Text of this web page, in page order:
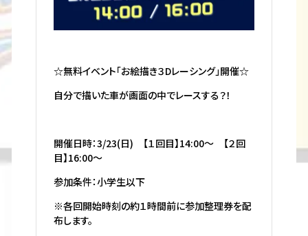
☆無料イベント「お絵描き３Dレーシング」開催☆
自分で描いた車が画面の中でレースする？！
開催日時：3/23(日) 【１回目】14:00～ 【２回
目】16:00～
参加条件：小学生以下
※各回開始時刻の約１時間前に参加整理券を配
布します。